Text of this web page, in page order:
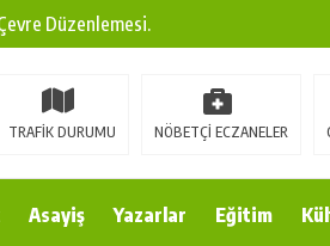
Düzenlemesi.
Katkı Sağlayacak.
Keşfetti.
TRAFİK DURUMU NÖBETÇİ ECZANELER
Asayiş Yazarlar Eğitim